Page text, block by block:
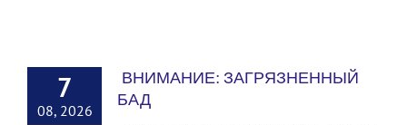
7
08, 2026
ВНИМАНИЕ: ЗАГРЯЗНЕННЫЙ
БАД